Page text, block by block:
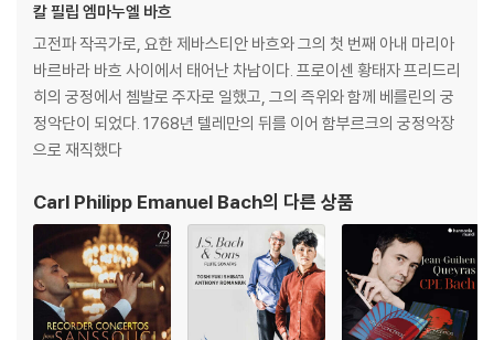
칼 필립 엠마누엘 바흐
고전파 작곡가로, 요한 제바스티안 바흐와 그의 첫 번째 아내 마리아
바르바라 바흐 사이에서 태어난 차남이다. 프로이센 황태자 프리드리
히의 궁정에서 쳄발로 주자로 일했고, 그의 즉위와 함께 베를린의 궁
정악단이 되었다. 1768년 텔레만의 뒤를 이어 함부르크의 궁정악장
으로 재직했다
Carl Philipp Emanuel Bach의 다른 상품